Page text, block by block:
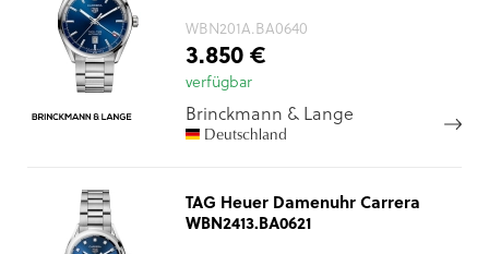
WBN201A.BA0640
3.850 €
verfügbar
Brinckmann & Lange
Deutschland
TAG Heuer Damenuhr Carrera
WBN2413.BA0621